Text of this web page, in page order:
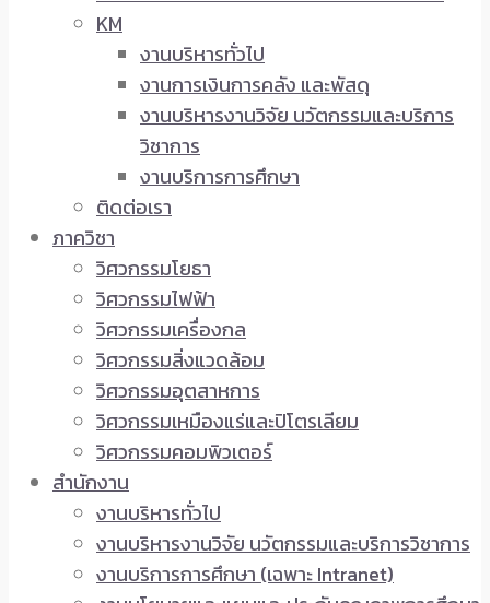
KM
งานบริหารทั่วไป
งานการเงินการคลัง และพัสดุ
งานบริหารงานวิจัย นวัตกรรมและบริการ
วิชาการ
งานบริการการศึกษา
ติดต่อเรา
ภาควิชา
วิศวกรรมโยธา
วิศวกรรมไฟฟ้า
วิศวกรรมเครื่องกล
วิศวกรรมสิ่งแวดล้อม
วิศวกรรมอุตสาหการ
วิศวกรรมเหมืองแร่และปิโตรเลียม
วิศวกรรมคอมพิวเตอร์
สำนักงาน
งานบริหารทั่วไป
งานบริหารงานวิจัย นวัตกรรมและบริการวิชาการ
งานบริการการศึกษา (เฉพาะ Intranet)